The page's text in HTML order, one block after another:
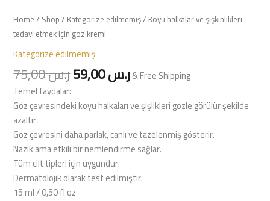
Home/ Shop/ Kategorize edilmemiş/ Koyu halkalar ve şişkinlikleri
tedavi etmek için göz kremi
Kategorize edilmemiş
ر.س75,00 ر.س59,00
& Free Shipping
Temel faydalar:
Göz çevresindeki koyu halkaları ve şişlikleri gözle görülür şekilde
azaltır.
Göz çevresini daha parlak, canlı ve tazelenmiş gösterir.
Nazik ama etkili bir nemlendirme sağlar.
Tüm cilt tipleri için uygundur.
Dermatolojik olarak test edilmiştir.
15 ml / 0,50 fl oz